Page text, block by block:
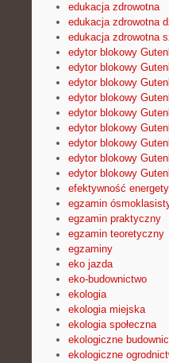
edukacja zdrowotna
edukacja zdrowotna
edukacja zdrowotna
edytor blokowy
edytor blokowy
edytor blokowy
edytor blokowy
edytor blokowy
edytor blokowy
edytor blokowy
edytor blokowy
edytor blokowy
efektywność
egzamin
egzamin praktyczny
egzamin teoretyczny
egzaminy
eko jazda
eko-budownictwo
ekologia
ekologia miejska
ekologia społeczna
ekologiczne
ekologiczne